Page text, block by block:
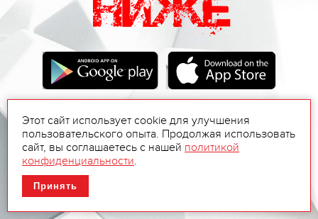
Этот сайт использует cookie для улучшения
пользовательского опыта. Продолжая использовать
сайт, вы соглашаетесь с нашей политикой
конфиденциальности.
Принять